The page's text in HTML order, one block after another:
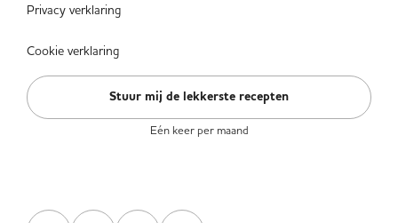
Privacy verklaring
Cookie verklaring
Stuur mij de lekkerste recepten
Eén keer per maand